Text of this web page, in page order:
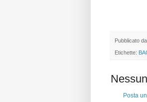
Pubblicato da
Etichette:
Posta